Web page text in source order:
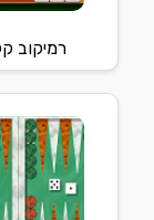
רמיקוב